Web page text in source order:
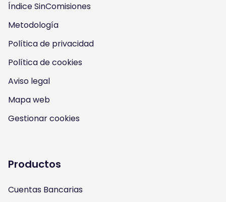
s
o
n
n
s
a
s
o
n
Y
o
u
u
s
o
n
F
a
c
b
s
n
i
t
Índice SinComisiones
Metodología
Política de privacidad
Política de cookies
Aviso legal
Mapa web
Gestionar cookies
Productos
Cuentas Bancarias